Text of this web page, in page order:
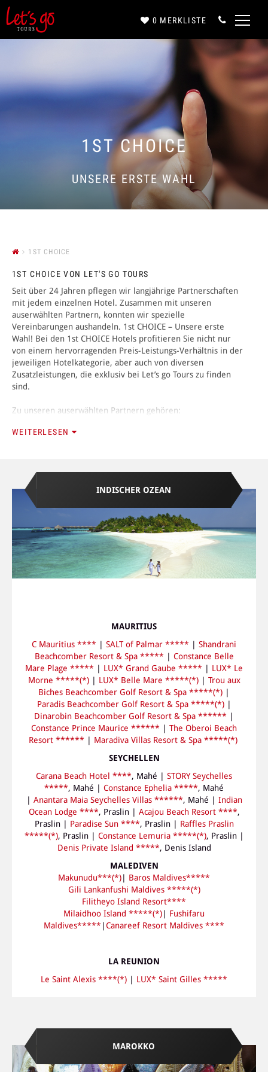
0 MERKLISTE
UNSERE ERSTE WAHL
1ST CHOICE
1ST CHOICE
1ST CHOICE VON LET'S GO TOURS
Seit über 24 Jahren pflegen wir langjährige Partnerschaften
mit jedem einzelnen Hotel. Zusammen mit unseren
auserwählten Partnern, konnten wir spezielle
Vereinbarungen aushandeln. 1st CHOICE – Unsere erste
Wahl! Bei den 1st CHOICE Hotels profitieren Sie nicht nur
von einem hervorragenden Preis-Leistungs-Verhältnis in der
jeweiligen Hotelkategorie, aber auch von diversen
Zusatzleistungen, die exklusiv bei Let’s go Tours zu finden
sind.
Zu unseren auserwählten Partnern gehören:
WEITERLESEN
INDISCHER OZEAN
MAURITIUS
C Mauritius **** | SALT of Palmar ***** | Shandrani
Beachcomber Resort & Spa ***** | Constance Belle
Mare Plage ***** | LUX* Grand Gaube ***** | LUX* Le
Morne *****(*) | LUX* Belle Mare *****(*)| Trou aux
Biches Beachcomber Golf Resort & Spa *****(*) |
Paradis Beachcomber Golf Resort & Spa *****(*) |
Dinarobin Beachcomber Golf Resort & Spa ****** |
Constance Prince Maurice ****** | The Oberoi Beach
Resort ****** | Maradiva Villas Resort & Spa *****(*)
SEYCHELLEN
Carana Beach Hotel ****, Mahé | STORY Seychelles
*****, Mahé | Constance Ephelia *****, Mahé
| Anantara Maia Seychelles Villas ******, Mahé | Indian
Ocean Lodge ****, Praslin | Acajou Beach Resort ****,
Praslin | Paradise Sun ****, Praslin | Raffles Praslin
*****(*), Praslin | Constance Lemuria *****(*), Praslin |
Denis Private Island *****, Denis Island
MALEDIVEN
Makunudu***(*)| Baros Maldives*****
Gili Lankanfushi Maldives *****(*)
Filitheyo Island Resort****
Milaidhoo Island *****(*)| Fushifaru
Maldives***** |Canareef Resort Maldives ****
LA REUNION
Le Saint Alexis ****(*) | LUX* Saint Gilles *****
MAROKKO
Anrede*
Vorname*
ANMELDEN